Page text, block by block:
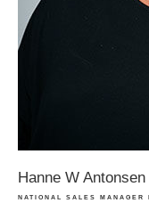
Hanne W Antonsen
NATIONAL SALES MANAGER